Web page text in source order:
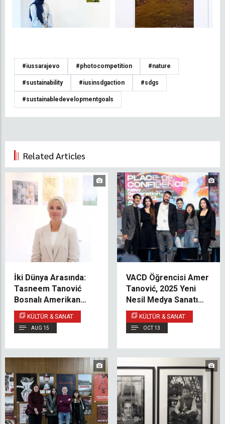
#iussarajevo #photocompetition #nature
#sustainability #iusinsdgaction #sdgs
#sustainabledevelopmentgoals
Related Articles
İki Dünya Arasında:
Tasneem Tanović
Bosnalı Amerikan
Kimliğini Keşfediyor
KÜLTÜR & SANAT
AUG 15
VACD Öğrencisi Amer
Tanović, 2025 Yeni
Nesil Medya Sanatı
Ödülü’nü Kazandı
KÜLTÜR & SANAT
OCT 13